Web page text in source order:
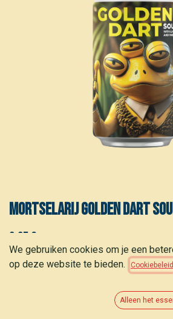
Mortselarij Golden Dart
3,35 €
TOEVOEGEN AAN
We gebruiken cookies om je een
op deze website te bieden.
Cookiebeleid
Alleen het